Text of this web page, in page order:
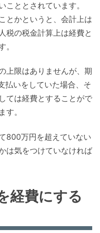
こととされています。
とかというと、会計上は
税の税金計算上は経費と
。
上限はありませんが、期
払いをしていた場合、そ
ては経費とすることがで
す。
800万円を超えていない
は気をつけていなければ
経費にする